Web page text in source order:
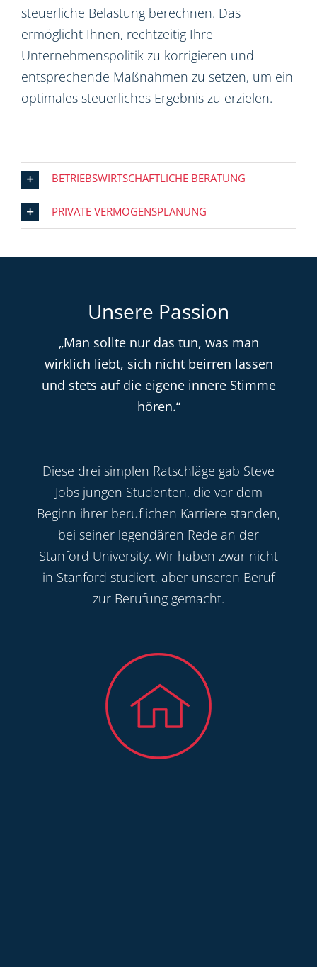
steuerliche Belastung berechnen. Das
ermöglicht Ihnen, rechtzeitig Ihre
Unternehmenspolitik zu korrigieren und
entsprechende Maßnahmen zu setzen, um ein
optimales steuerliches Ergebnis zu erzielen.
BETRIEBSWIRTSCHAFTLICHE BERATUNG
PRIVATE VERMÖGENSPLANUNG
Unsere Passion
„Man sollte nur das tun, was man
wirklich liebt, sich nicht beirren lassen
und stets auf die eigene innere Stimme
hören.“
Diese drei simplen Ratschläge gab Steve
Jobs jungen Studenten, die vor dem
Beginn ihrer beruflichen Karriere standen,
bei seiner legendären Rede an der
Stanford University. Wir haben zwar nicht
in Stanford studiert, aber unseren Beruf
zur Berufung gemacht.